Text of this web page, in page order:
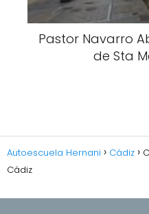
Pastor Navarro
de Sta
Autoescuela Hernani Cádiz
Cádiz